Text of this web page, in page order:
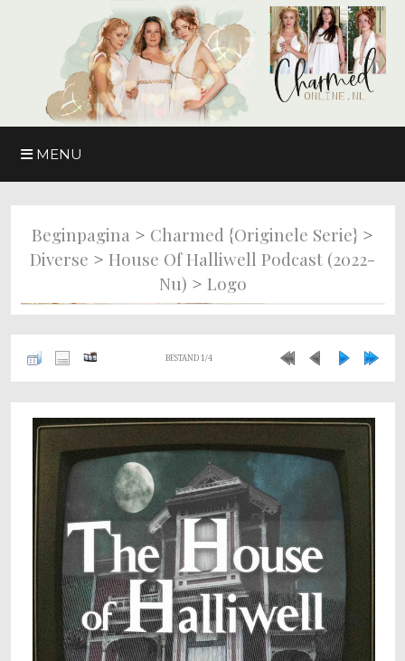
MENU
Beginpagina > Charmed {originele Serie} >
Diverse > House Of Halliwell Podcast (2022-
Nu) > Logo
BESTAND 1/4